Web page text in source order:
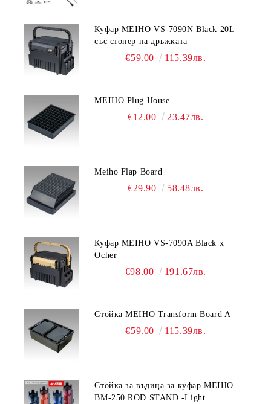
Куфар MEIHO VS-7090N Black 20L
със стопер на дръжката
€59.00 115.39лв.
MEIHO Plug House
€12.00 23.47лв.
Meiho Flap Board
€29.90 58.48лв.
Куфар MEIHO VS-7090A Black x
Ocher
€98.00 191.67лв.
Стойка MEIHO Transform Board A
€59.00 115.39лв.
Стойка за въдица за куфар MEIHO
BM-250 ROD STAND -Light